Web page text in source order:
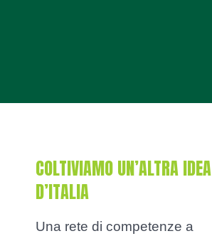
COLTIVIAMO UN’ALTRA IDEA
D’ITALIA
Una rete di competenze a